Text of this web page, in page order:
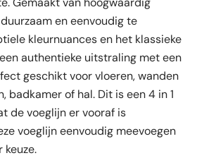
en eenvoudig te
kleurnuances en het klassieke
authentieke uitstraling met een
geschikt voor vloeren, wanden
badkamer of hal. Dit is een 4 in 1
de voeglijn er vooraf is
voeglijn eenvoudig meevoegen
keuze.